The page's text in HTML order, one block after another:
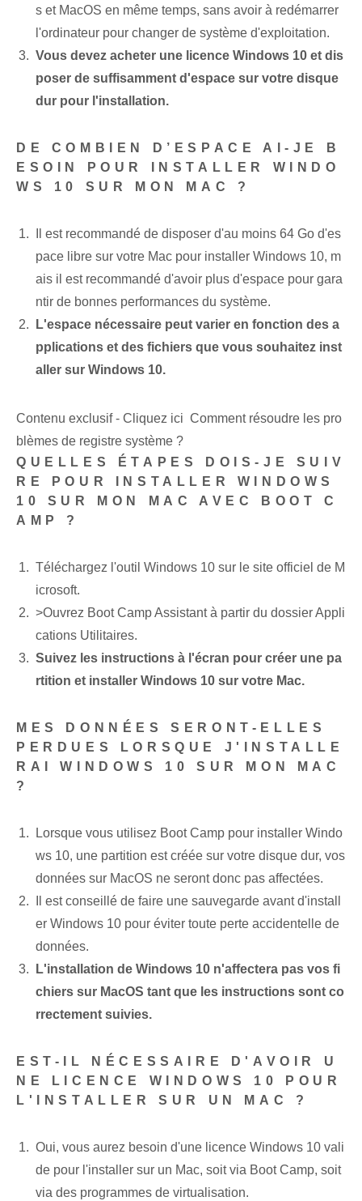
s et MacOS en même temps, sans avoir à redémarrer
l'ordinateur pour changer de système d'exploitation.
Vous devez acheter une licence Windows 10 et dis
poser de suffisamment d'espace sur votre disque
dur pour l'installation.
DE COMBIEN D’ESPACE AI-JE B
ESOIN POUR INSTALLER WINDO
WS 10 SUR MON MAC ?
Il est recommandé de disposer d'au moins 64 Go⁤ d'es
pace libre⁢ sur ⁣votre⁢ Mac pour installer Windows 10, m
ais il est ⁤recommandé d'avoir plus d'espace pour gara
ntir de bonnes performances du système.
L'espace nécessaire peut varier en fonction des a
pplications et des fichiers que vous souhaitez inst
aller sur Windows 10.
Contenu exclusif - Cliquez ici Comment résoudre les pro
blèmes de registre système ?
QUELLES ÉTAPES DOIS-JE SUIV
RE POUR INSTALLER WINDOWS
10 SUR MON MAC AVEC BOOT C
AMP ?
Téléchargez l'outil Windows 10 sur le site officiel de M
icrosoft.
>Ouvrez Boot Camp Assistant à partir du dossier Appli
cations⁤ Utilitaires.
Suivez les instructions à l'écran pour créer une pa
rtition et installer Windows 10 sur votre Mac.
MES DONNÉES SERONT-ELLES
PERDUES LORSQUE J'INSTALLE
RAI WINDOWS 10 SUR MON MAC
?
Lorsque vous utilisez Boot Camp pour installer Windo
ws 10, une partition est créée sur votre disque dur, vos
données sur MacOS ne seront donc pas affectées.
Il est conseillé de faire une sauvegarde avant d'install
er Windows 10 pour éviter toute perte accidentelle de
données.
L'installation de Windows 10 n'affectera pas vos fi
chiers sur MacOS tant que les instructions sont co
rrectement suivies.
EST-IL NÉCESSAIRE D'AVOIR U
NE LICENCE WINDOWS 10 POUR
L'INSTALLER SUR UN MAC ?
Oui, vous aurez besoin d'une licence Windows 10 vali
de pour l'installer sur un Mac, soit via Boot Camp, soit
via des programmes de virtualisation.